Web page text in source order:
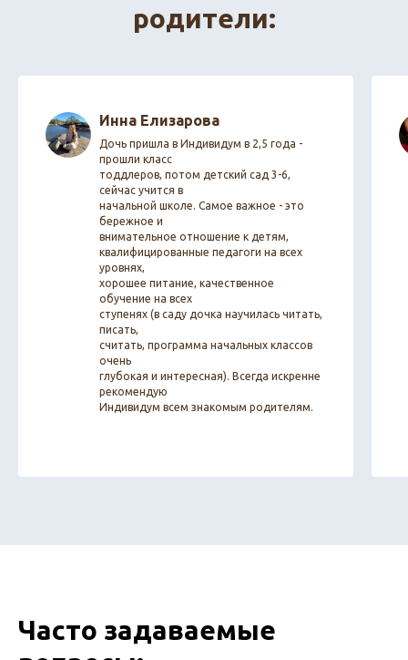
родители:
Инна Елизарова
Дочь пришла в Индивидум в 2,5 года -
прошли класс
тоддлеров, потом детский сад 3-6,
сейчас учится в
начальной школе. Самое важное - это
бережное и
внимательное отношение к детям,
квалифицированные педагоги на всех
уровнях,
хорошее питание, качественное
обучение на всех
ступенях (в саду дочка научилась читать,
писать,
считать, программа начальных классов
очень
глубокая и интересная). Всегда искренне
рекомендую
Индивидум всем знакомым родителям.
Часто задаваемые